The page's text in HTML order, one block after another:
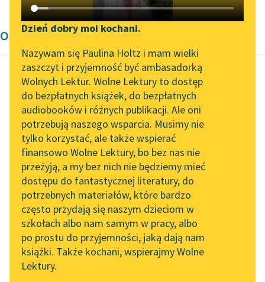
Katalog DAISY
Podkasty o książkach
Zgłoś brak utworu
Aktualności
Spotkanie z Katarzyną
Tunkiel w Oslo
Wolne Lektury na 32.
Pol’and’Rock Festivalu
„Kochanek Lady
Chatterley” do słuchania
na Wolnych Lekturach
Nowy audiobook –
„Marzenie o Oriencie”
Sophie Elkan
Kolekcja Nadwyraz.com x
Wolne Lektury – idealna na
Narzędzia
Mapa Wolnych Lektur
Leśmianator
Przewodnik dla piszących i
czytających
API
OAI-PMH
Widget Wolnych Lektur
Przypisy
Dzień dobry moi kochani.
Nazywam się Paulina Holtz i mam wielki
zaszczyt i przyjemność być ambasadorką
Wolnych Lektur. Wolne Lektury to dostęp
do bezpłatnych książek, do bezpłatnych
audiobooków i różnych publikacji. Ale oni
potrzebują naszego wsparcia. Musimy nie
tylko korzystać, ale także wspierać
finansowo Wolne Lektury, bo bez nas nie
przeżyją, a my bez nich nie będziemy mieć
dostępu do fantastycznej literatury, do
potrzebnych materiałów, które bardzo
często przydają się naszym dzieciom w
szkołach albo nam samym w pracy, albo
po prostu do przyjemności, jaką dają nam
książki. Także kochani, wspierajmy Wolne
Lektury.
Opowiadanie Wita Szostaka
Wit Szostak
Posłowie
Historycy Wolibrodu
nazwali ten czas
okresem rezydencji,
usiłując retorycznie
uwznioślić kolejny etap
upadku miasta,
przekuwając...